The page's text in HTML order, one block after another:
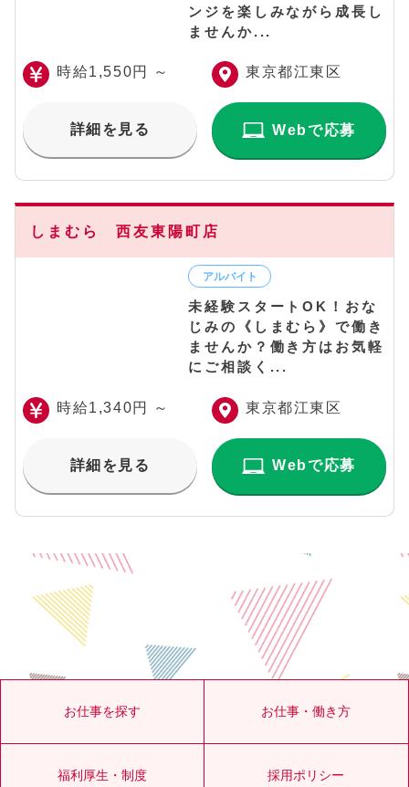
ンジを楽しみながら成長し
ませんか...
時給1,550円 ～ 東京都江東区
詳細を見る Webで応募
しまむら 西友東陽町店
未経験スタートOK！おな
じみの《しまむら》で働き
ませんか？働き方はお気軽
にご相談く...
時給1,340円 ～ 東京都江東区
詳細を見る Webで応募
お仕事を探す お仕事・働き方
福利厚生・制度 採用ポリシー